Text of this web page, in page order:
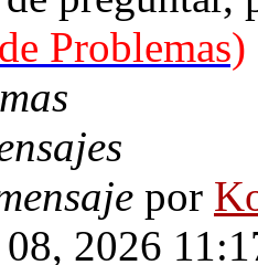
Problemas)
por
08, 2026